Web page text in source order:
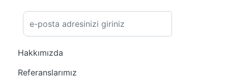
Hakkımızda
Referanslarımız